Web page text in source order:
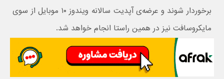
برخوردار شوند و عرضه‌ی آپدیت سالانه ویندوز ۱۰ موبایل از سوی
مایکروسافت نیز در همین راستا انجام خواهد شد.